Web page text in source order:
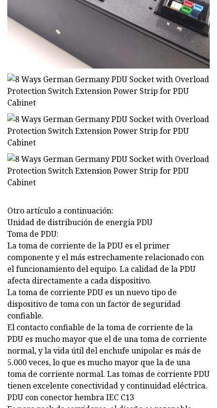
Otro artículo a continuación:
Unidad de distribución de energía PDU
Toma de PDU:
La toma de corriente de la PDU es el primer
componente y el más estrechamente relacionado con
el funcionamiento del equipo. La calidad de la PDU
afecta directamente a cada dispositivo.
La toma de corriente PDU es un nuevo tipo de
dispositivo de toma con un factor de seguridad
confiable.
El contacto confiable de la toma de corriente de la
PDU es mucho mayor que el de una toma de corriente
normal, y la vida útil del enchufe unipolar es más de
5.000 veces, lo que es mucho mayor que la de una
toma de corriente normal. Las tomas de corriente PDU
tienen excelente conectividad y continuidad eléctrica.
PDU con conector hembra IEC C13